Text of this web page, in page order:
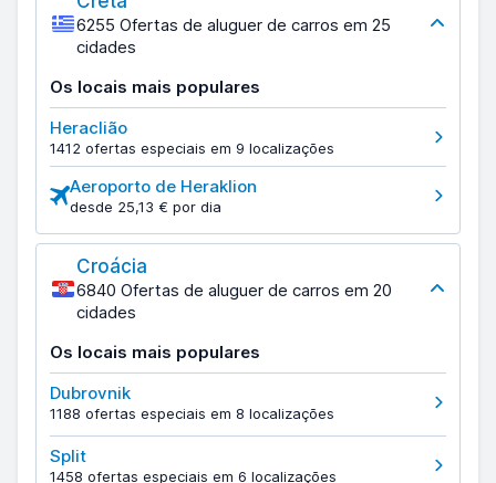
6255 Ofertas de aluguer de carros em 25
cidades
Os locais mais populares
Heraclião
1412 ofertas especiais em 9 localizações
Aeroporto de Heraklion
desde 25,13 € por dia
Croácia
6840 Ofertas de aluguer de carros em 20
cidades
Os locais mais populares
Dubrovnik
1188 ofertas especiais em 8 localizações
Split
1458 ofertas especiais em 6 localizações